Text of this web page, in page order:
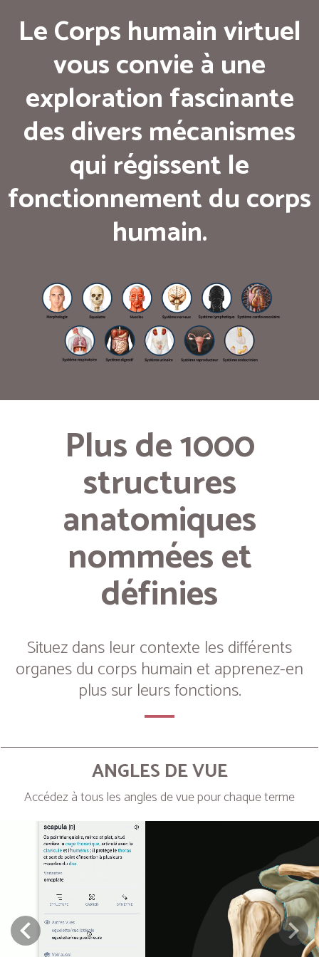
Le Corps humain virtuel
vous convie à une
exploration fascinante
des divers mécanismes
qui régissent le
fonctionnement du corps
humain.
Plus de 1000
structures
anatomiques
nommées et
définies
Situez dans leur contexte les différents
organes du corps humain et apprenez-en
plus sur leurs fonctions.
ANGLES DE VUE
Accédez à tous les angles de vue pour chaque terme